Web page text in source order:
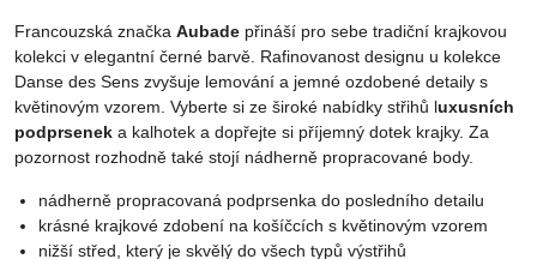
Francouzská značka Aubade přináší pro sebe tradiční krajkovou
kolekci v elegantní černé barvě. Rafinovanost designu u kolekce
Danse des Sens zvyšuje lemování a jemné ozdobené detaily s
květinovým vzorem. Vyberte si ze široké nabídky střihů luxusních
podprsenek a kalhotek a dopřejte si příjemný dotek krajky. Za
pozornost rozhodně také stojí nádherně propracované body.
nádherně propracovaná podprsenka do posledního detailu
krásné krajkové zdobení na košíčcích s květinovým vzorem
nižší střed, který je skvělý do všech typů výstřihů